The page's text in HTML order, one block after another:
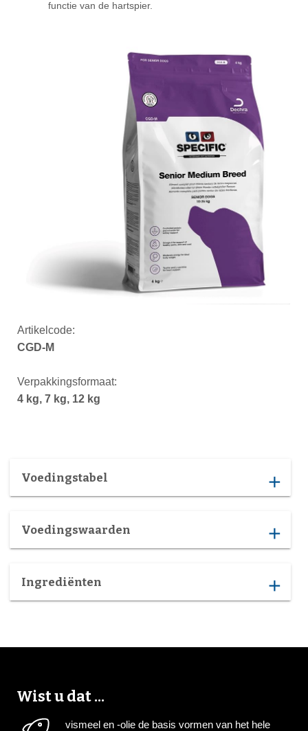
functie van de hartspier.
Artikelcode:
CGD-M
Verpakkingsformaat:
4 kg, 7 kg, 12 kg
Voedingstabel add
Voedingswaarden add
Ingrediënten add
Wist u dat ...
vismeel en -olie de basis vormen van het hele